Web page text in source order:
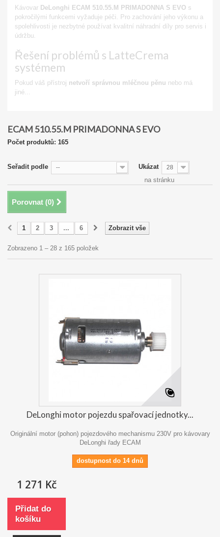
Kávovar DeLonghi ECAM 510.55.M PRIMADONNA S EVO s
pokročilými funkcemi vyžaduje péči. Pro zachování jeho výkonu a
spolehlivosti je nezbytné používat kvalitní náhradní díly pro servis i
údržbu.
Řešení problémů s LatteCrema
systémem
Pokud váš přístroj netvoří správnou mléčnou pěnu nebo má
jiné...
ECAM 510.55.M PRIMADONNA S EVO
Počet produktů: 165
Seřadit podle -- Ukázat 28
na stránku
Porovnat (0)
Zobrazit vše
1 2 3 ... 6
Zobrazeno 1 – 28 z 165 položek
DeLonghi motor pojezdu spařovací jednotky...
Originální motor (pohon) pojezdového mechanismu 230V pro kávovary
DeLonghi řady ECAM
dostupnost do 14 dnů
1 271 Kč
Přidat do
košíku